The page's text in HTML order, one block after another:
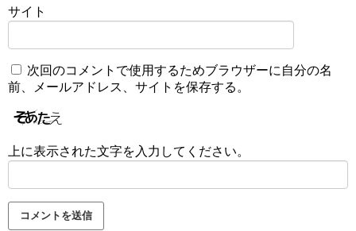
サイト
次回のコメントで使用するためブラウザーに自分の名
前、メールアドレス、サイトを保存する。
上に表示された文字を入力してください。